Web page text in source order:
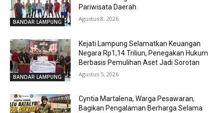
BANDAR LAMPUNG
Pariwisata Daerah
Agustus 8, 2026
BANDAR LAMPUNG
Kejati Lampung Selamatkan Keuangan
Negara Rp1,14 Triliun, Penegakan Hukum
Berbasis Pemulihan Aset Jadi Sorotan
Agustus 5, 2026
Cyntia Martalena, Warga Pesawaran,
Bagikan Pengalaman Berharga Selama